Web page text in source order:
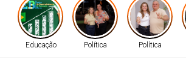
Educação Política Política